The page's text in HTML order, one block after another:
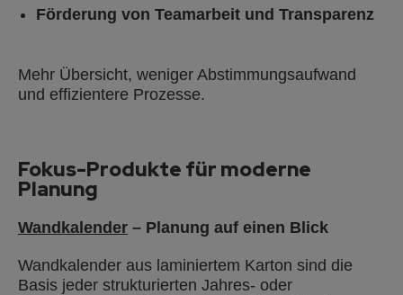
Förderung von Teamarbeit und Transparenz
Mehr Übersicht, weniger Abstimmungsaufwand
und effizientere Prozesse.
Fokus-Produkte für moderne
Planung
Wandkalender – Planung auf einen Blick
Wandkalender aus laminiertem Karton sind die
Basis jeder strukturierten Jahres- oder